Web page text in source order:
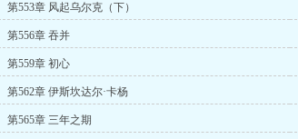
第553章 风起乌尔克（下）
第556章 吞并
第559章 初心
第562章 伊斯坎达尔·卡杨
第565章 三年之期